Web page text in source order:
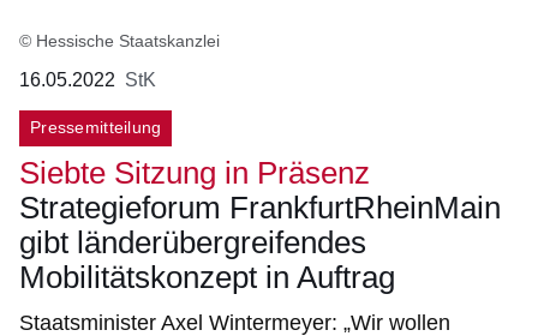
© Hessische Staatskanzlei
16.05.2022 StK
Pressemitteilung
Siebte Sitzung in Präsenz
Strategieforum FrankfurtRheinMain
gibt länderübergreifendes
Mobilitätskonzept in Auftrag
Staatsminister Axel Wintermeyer: „Wir wollen